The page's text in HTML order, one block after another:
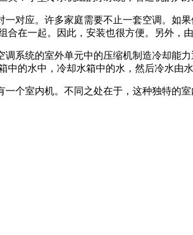
对应。许多家庭需要不止一套空调。如
在一起。因此，安装也很方便。另外，
系统的室外单元中的压缩机制造冷却能
的水中，冷却水箱中的水，然后冷水由
个室内机。不同之处在于，这种独特的